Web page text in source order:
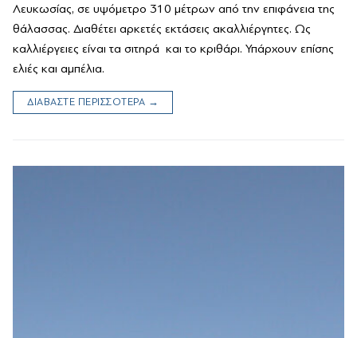
Λευκωσίας, σε υψόμετρο 310 μέτρων από την επιφάνεια της
θάλασσας. Διαθέτει αρκετές εκτάσεις ακαλλιέργητες. Ως
καλλιέργειες είναι τα σιτηρά και το κριθάρι. Υπάρχουν επίσης
ελιές και αμπέλια.
ΔΙΑΒΑΣΤΕ ΠΕΡΙΣΣΟΤΕΡΑ →